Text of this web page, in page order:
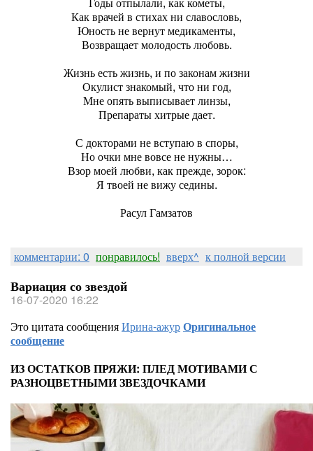
Как врачей в стихах ни славословь,
Юность не вернут медикаменты,
Возвращает молодость любовь.
Жизнь есть жизнь, и по законам жизни
Окулист знакомый, что ни год,
Мне опять выписывает линзы,
Препараты хитрые дает.
С докторами не вступаю в споры,
Но очки мне вовсе не нужны…
Взор моей любви, как прежде, зорок:
Я твоей не вижу седины.
Расул Гамзатов
комментарии: 0 понравилось! вверх^ к полной версии
Вариация со звездой
16-07-2020 16:22
Это цитата сообщенияИрина-ажурОригинальное
сообщение
ИЗ ОСТАТКОВ ПРЯЖИ: ПЛЕД МОТИВАМИ С
РАЗНОЦВЕТНЫМИ ЗВЕЗДОЧКАМИ